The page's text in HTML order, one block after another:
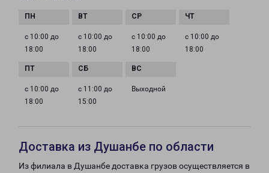
с 10:00 до
18:00
с 10:00 до
18:00
с 10:00 до
18:00
с 10:00 до
18:00
с 10:00 до
18:00
с 11:00 до
15:00
Выходной
Доставка из Душанбе по области
Из филиала в Душанбе доставка грузов осуществляется в